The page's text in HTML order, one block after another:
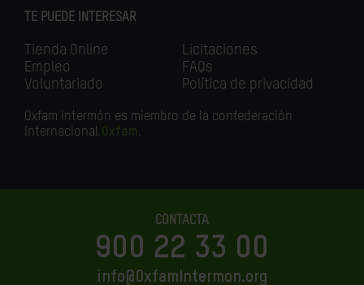
TE PUEDE INTERESAR
Tienda Online
Empleo
Voluntariado
Licitaciones
FAQs
Política de privacidad
Oxfam Intermón es miembro de la confederación
internacional Oxfam.
CONTACTA
900 22 33 00
info@OxfamIntermon.org